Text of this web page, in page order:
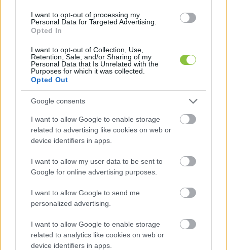
I want to opt-out of processing my
Personal Data for Targeted Advertising.
Opted In
I want to opt-out of Collection, Use,
Retention, Sale, and/or Sharing of my
Personal Data that Is Unrelated with the
Purposes for which it was collected.
Opted Out
Google consents
I want to allow Google to enable storage
related to advertising like cookies on web or
device identifiers in apps.
I want to allow my user data to be sent to
Google for online advertising purposes.
I want to allow Google to send me
personalized advertising.
I want to allow Google to enable storage
related to analytics like cookies on web or
device identifiers in apps.
A Kecskeméti Városüzemeltetési Kft. közösségi
oldalán azt közölte, folyamatosan végzik az utak
síkosságmentesítését a fő gerinc- és
gyűjtőutakon, gyalogos felületeken és
kerékpárutakon, buszmegállókban, valamint az
egyes városrészek kijelölt útszakaszain, amellyel
körül – elkészülnek.
sikerült teljesíteni a Téli Útüzemeltetési Tervben
foglaltakat Kecskeméten, itt írtunk.
Útüzemeltetési Tervben foglaltakat
Kecskeméten